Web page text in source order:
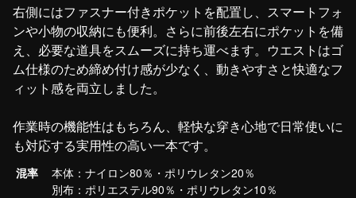
右側にはファスナー付きポケットを配置し、スマートフォ
ンや小物の収納にも便利。さらに前後左右にポケットを備
え、必要な道具をスムーズに持ち運べます。ウエストはゴ
ム仕様のため締め付け感が少なく、動きやすさと快適なフ
ィット感を両立しました。
作業時の機能性はもちろん、軽快な穿き心地で日常使いに
も対応する実用性の高い一本です。
混率
本体：ナイロン80％・ポリウレタン20％
別布：ポリエステル90％・ポリウレタン10％